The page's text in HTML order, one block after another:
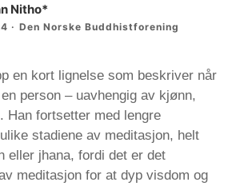
Nitho*
Den Norske Buddhistforening
en kort lignelse som beskriver når
person – uavhengig av kjønn,
Han fortsetter med lengre
stadiene av meditasjon, helt
eller jhana, fordi det er det
meditasjon for at dyp visdom og